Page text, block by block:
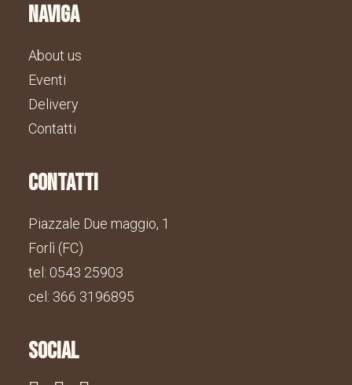
naviga
About us
Eventi
Delivery
Contatti
contatti
Piazzale Due maggio, 1
Forlì (FC)
tel: 0543 25903
cel: 366 3196895
social